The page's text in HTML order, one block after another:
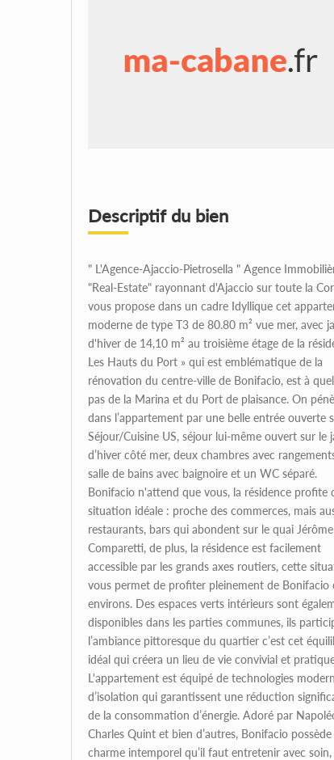
Descriptif du bien
" L'Agence-Ajaccio-Pietrosella " Agence
"Real-Estate" rayonnant d'Ajaccio sur toute la
vous propose dans un cadre Idyllique cet
moderne de type T3 de 80.80 m² vue mer, avec
d'hiver de 14,10 m² au troisième étage de la
Les Hauts du Port » qui est emblématique de la
rénovation du centre-ville de Bonifacio, est à
pas de la Marina et du Port de plaisance. On
dans l’appartement par une belle entrée ouverte
Séjour/Cuisine US, séjour lui-même ouvert sur le
d’hiver côté mer, deux chambres avec
salle de bains avec baignoire et un WC séparé.
Bonifacio n'attend que vous, la résidence profite
situation idéale : proche des commerces, mais
restaurants, bars qui abondent sur le quai Jérôme
Comparetti, de plus, la résidence est facilement
accessible par les grands axes routiers, cette
vous permet de profiter pleinement de Bonifacio
environs. Des espaces verts intérieurs sont
disponibles dans les parties communes, ils
l’ambiance pittoresque du quartier c’est cet
idéal qui créera un lieu de vie convivial et
L'appartement est équipé de technologies
d’isolation qui garantissent une réduction
de la consommation d’énergie. Adoré par
Charles Quint et bien d’autres, Bonifacio
charme intemporel qu’il faut entretenir avec soin,